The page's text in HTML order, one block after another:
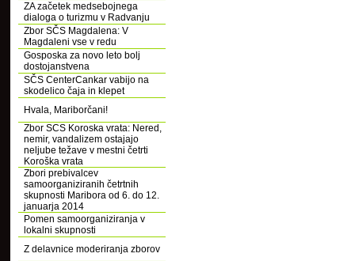
ZA začetek medsebojnega
dialoga o turizmu v Radvanju
Zbor SČS Magdalena: V
Magdaleni vse v redu
Gosposka za novo leto bolj
dostojanstvena
SČS CenterCankar vabijo na
skodelico čaja in klepet
Hvala, Mariborčani!
Zbor SCS Koroska vrata: Nered,
nemir, vandalizem ostajajo
neljube težave v mestni četrti
Koroška vrata
Zbori prebivalcev
samoorganiziranih četrtnih
skupnosti Maribora od 6. do 12.
januarja 2014
Pomen samoorganiziranja v
lokalni skupnosti
Z delavnice moderiranja zborov